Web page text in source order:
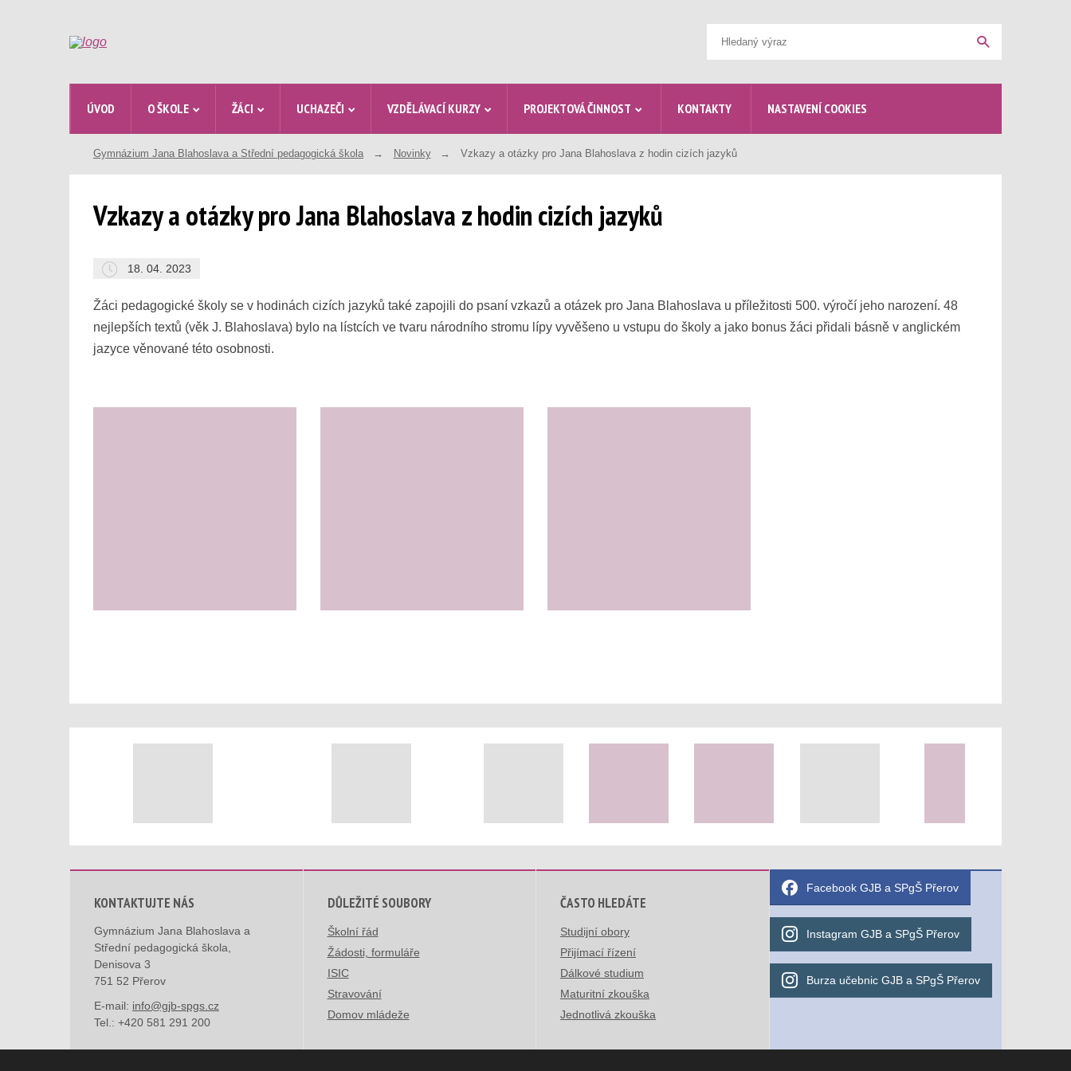
Hledat
ÚVOD O ŠKOLE ŽÁCI UCHAZEČI VZDĚLÁVACÍ KURZY PROJEKTOVÁ ČINNOST KONTAKTY NASTAVENÍ COOKIES
Gymnázium Jana Blahoslava a Střední pedagogická škola Novinky Vzkazy a otázky pro Jana Blahoslava z hodin cizích jazyků
Vzkazy a otázky pro Jana Blahoslava z hodin cizích jazyků
18. 04. 2023
Žáci pedagogické školy se v hodinách cizích jazyků také zapojili do psaní vzkazů a otázek pro Jana Blahoslava u příležitosti 500. výročí jeho narození. 48
nejlepších textů (věk J. Blahoslava) bylo na lístcích ve tvaru národního stromu lípy vyvěšeno u vstupu do školy a jako bonus žáci přidali básně v anglickém
jazyce věnované této osobnosti.
KONTAKTUJTE NÁS
Gymnázium Jana Blahoslava a
Střední pedagogická škola,
Denisova 3
751 52 Přerov
E-mail: info@gjb-spgs.cz
Tel.: +420 581 291 200
DŮLEŽITÉ SOUBORY
Školní řád
Žádosti, formuláře
ISIC
Stravování
Domov mládeže
ČASTO HLEDÁTE
Studijní obory
Přijímací řízení
Dálkové studium
Maturitní zkouška
Jednotlivá zkouška
Facebook GJB a SPgŠ Přerov
Instagram GJB a SPgŠ Přerov
Burza učebnic GJB a SPgŠ Přerov